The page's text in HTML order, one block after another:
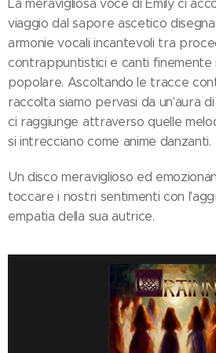
La meravigliosa voce di Emily ci
viaggio dal sapore ascetico
armonie vocali incantevoli tra
contrappuntistici e canti finemente
popolare. Ascoltando le tracce
raccolta siamo pervasi da un'aura
ci raggiunge attraverso quelle
si intrecciano come anime danzanti.
Un disco meraviglioso ed
toccare i nostri sentimenti con
empatia della sua autrice.